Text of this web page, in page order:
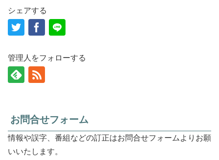
シェアする
管理人をフォローする
お問合せフォーム
情報や誤字、番組などの訂正はお問合せフォームよりお願
いいたします。